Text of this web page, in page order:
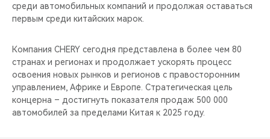
среди автомобильных компаний и продолжая оставаться
первым среди китайских марок.
Компания CHERY сегодня представлена в более чем 80
странах и регионах и продолжает ускорять процесс
освоения новых рынков и регионов с правосторонним
управлением, Африке и Европе. Стратегическая цель
концерна – достигнуть показателя продаж 500 000
автомобилей за пределами Китая к 2025 году.